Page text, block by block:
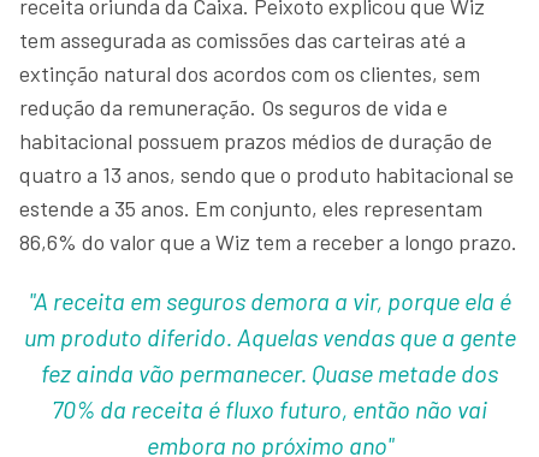
receita oriunda da Caixa. Peixoto explicou que Wiz
tem assegurada as comissões das carteiras até a
extinção natural dos acordos com os clientes, sem
redução da remuneração. Os seguros de vida e
habitacional possuem prazos médios de duração de
quatro a 13 anos, sendo que o produto habitacional se
estende a 35 anos. Em conjunto, eles representam
86,6% do valor que a Wiz tem a receber a longo prazo.
"A receita em seguros demora a vir, porque ela é
um produto diferido. Aquelas vendas que a gente
fez ainda vão permanecer. Quase metade dos
70% da receita é fluxo futuro, então não vai
embora no próximo ano"